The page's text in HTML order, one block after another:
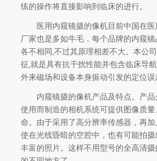
练的操作将直接影响到临床的进行。
医用内窥镜摄的像机目前中国在医
厂家也是多如牛毛，每个品牌的内窥
各不相同,不过其原理相差不大。本公
征,就是具有抗干扰性能并包含临床导
外来磁场和设备本身振动引发的定位误
内窥镜摄的像机产品及特点。产品
使用而制造的相机系统可提供图像质
命。由于采用了高分辨率传感器，再
使在光线昏暗的空腔中，也有可能拍
丰富的照片。这样不用型号的全高清